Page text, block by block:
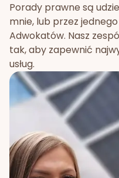
Porady prawne są
mnie, lub przez
Adwokatów. Nasz
tak, aby zapewnić
usług.